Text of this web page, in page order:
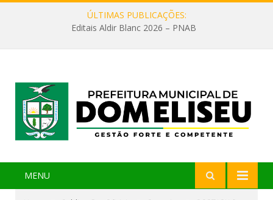
ÚLTIMAS PUBLICAÇÕES:
Editais Aldir Blanc 2026 – PNAB
MENU